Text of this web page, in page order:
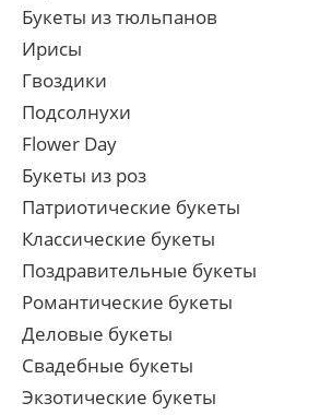
Букеты из тюльпанов
Ирисы
Гвоздики
Подсолнухи
Flower Day
Букеты из роз
Патриотические букеты
Классические букеты
Поздравительные букеты
Романтические букеты
Деловые букеты
Свадебные букеты
Экзотические букеты